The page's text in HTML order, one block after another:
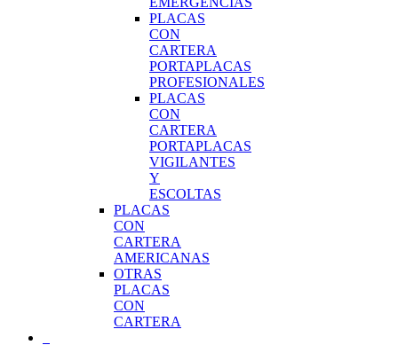
PLACAS
CON
CARTERA
PORTAPLACAS
PROFESIONALES
PLACAS
CON
CARTERA
PORTAPLACAS
VIGILANTES
Y
ESCOLTAS
PLACAS
CON
CARTERA
AMERICANAS
OTRAS
PLACAS
CON
CARTERA